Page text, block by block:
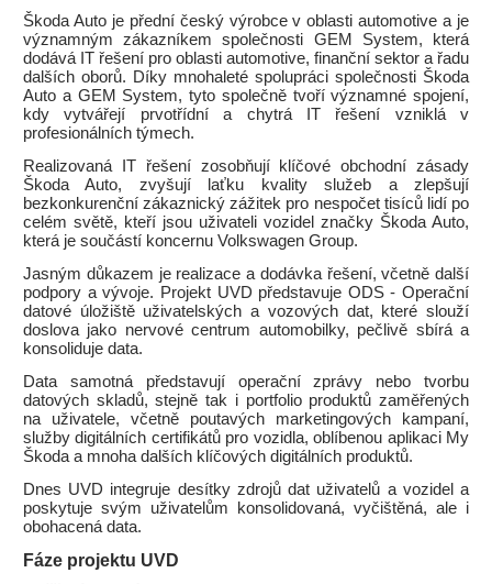
Škoda Auto je přední český výrobce v oblasti automotive a je
významným zákazníkem společnosti GEM System, která
dodává IT řešení pro oblasti automotive, finanční sektor a řadu
dalších oborů. Díky mnohaleté spolupráci společnosti Škoda
Auto a GEM System, tyto společně tvoří významné spojení,
kdy vytvářejí prvotřídní a chytrá IT řešení vzniklá v
profesionálních týmech.
Realizovaná IT řešení zosobňují klíčové obchodní zásady
Škoda Auto, zvyšují laťku kvality služeb a zlepšují
bezkonkurenční zákaznický zážitek pro nespočet tisíců lidí po
celém světě, kteří jsou uživateli vozidel značky Škoda Auto,
která je součástí koncernu Volkswagen Group.
Jasným důkazem je realizace a dodávka řešení, včetně další
podpory a vývoje. Projekt UVD představuje ODS - Operační
datové úložiště uživatelských a vozových dat, které slouží
doslova jako nervové centrum automobilky, pečlivě sbírá a
konsoliduje data.
Data samotná představují operační zprávy nebo tvorbu
datových skladů, stejně tak i portfolio produktů zaměřených
na uživatele, včetně poutavých marketingových kampaní,
služby digitálních certifikátů pro vozidla, oblíbenou aplikaci My
Škoda a mnoha dalších klíčových digitálních produktů.
Dnes UVD integruje desítky zdrojů dat uživatelů a vozidel a
poskytuje svým uživatelům konsolidovaná, vyčištěná, ale i
obohacená data.
Fáze projektu UVD